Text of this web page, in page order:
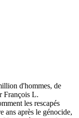
d'hommes, de
François L.
les rescapés
après le génocide,